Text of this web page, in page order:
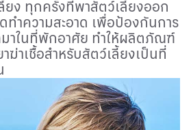
ยง ทุกครั้งที่พาสัตว์เลี้ยงออก
ทำความสะอาด เพื่อป้องกันการ
มาในที่พักอาศัย ทำให้ผลิตภัณฑ์
าฆ่าเชื้อสำหรับสัตว์เลี้ยงเป็นที่